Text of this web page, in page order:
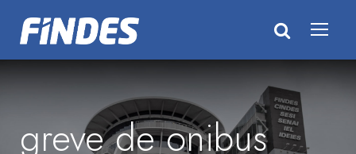
greve de onibus